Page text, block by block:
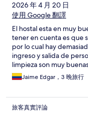
2026 年 4 月 20 日
使用 Google 翻譯
El hostal esta en muy
tener en cuenta es que
por lo cual hay
ingreso y salida de
limpieza son muy
Jaime Edgar，3 晚旅行
旅客真實評論